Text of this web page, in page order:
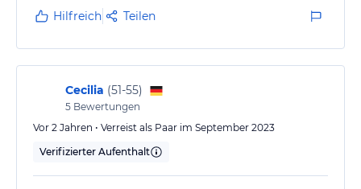
ebenfalls in der Nähe. Das Hotel ist sauber und
Hilfreich Teilen
Cecilia (51-55)
5 Bewertungen
Vor 2 Jahren • Verreist als Paar im September 2023
Verifizierter Aufenthalt